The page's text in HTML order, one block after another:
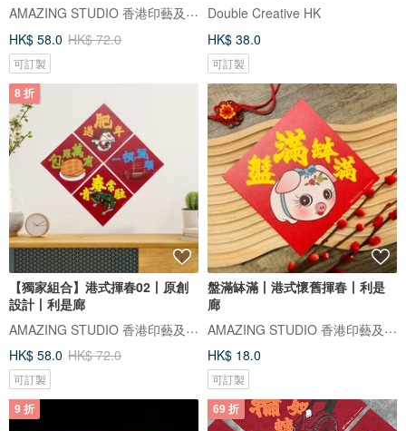
AMAZING STUDIO ​香港印藝及禮品專門店
HK$ 58.0 HK$ 72.0
可訂製
Double Creative HK
HK$ 38.0
可訂製
8 折
【獨家組合】港式揮春02丨原創
設計丨利是廊
AMAZING STUDIO ​香港印藝及禮品專門店
HK$ 58.0 HK$ 72.0
可訂製
盤滿缽滿丨港式懷舊揮春丨利是
廊
AMAZING STUDIO ​香港印藝及禮品專門店
HK$ 18.0
可訂製
9 折 69 折